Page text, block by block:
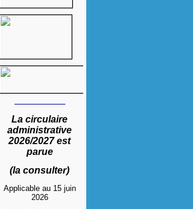
La circulaire
administrative
2026/2027 est
parue
(la consulter)
Applicable au 15 juin
2026